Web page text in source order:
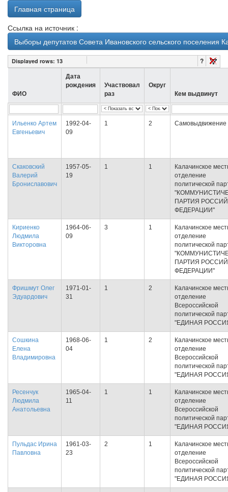
Главная страница
Ссылка на источник :
Выборы депутатов Совета Ивановского сельского поселения
Displayed rows: 13 ?
ФИО
Дата
рождения
Участвовал
раз
Округ
Кем выдвинут
Ильенко Артем
Евгеньевич
1992-04-
09
1 2 Самовыдвижение
Скаковский
Валерий
Брониславович
1957-05-
19
1 1
Калачинское
отделение
политической
ПАРТИЯ
ФЕДЕРАЦИИ"
Кириенко
Людмила
Викторовна
1964-06-
09
3 1
Калачинское
отделение
политической
ПАРТИЯ
ФЕДЕРАЦИИ"
Фришмут Олег
Эдуардович
1971-01-
31
1 2
Калачинское
отделение
Всероссийской
политической
"ЕДИНАЯ
Сошкина
Елена
Владимировна
1968-06-
04
1 2
Калачинское
отделение
Всероссийской
политической
"ЕДИНАЯ
Ресенчук
Людмила
Анатольевна
1965-04-
11
1 1
Калачинское
отделение
Всероссийской
политической
"ЕДИНАЯ
Пульдас Ирина
Павловна
1961-03-
23
2 1
Калачинское
отделение
Всероссийской
политической
"ЕДИНАЯ